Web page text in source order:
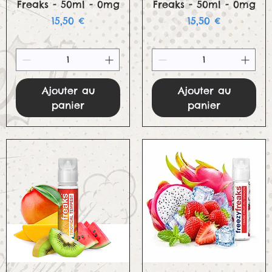
Freaks - 50ml - 0mg
Prix
15,50 €
Ajouter au
panier
Freaks - 50ml - 0mg
Prix
15,50 €
Ajouter au
panier